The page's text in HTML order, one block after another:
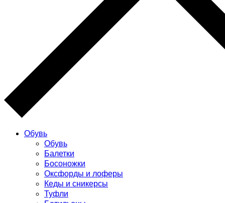
Обувь
Обувь
Балетки
Босоножки
Оксфорды и лоферы
Кеды и сникерсы
Туфли